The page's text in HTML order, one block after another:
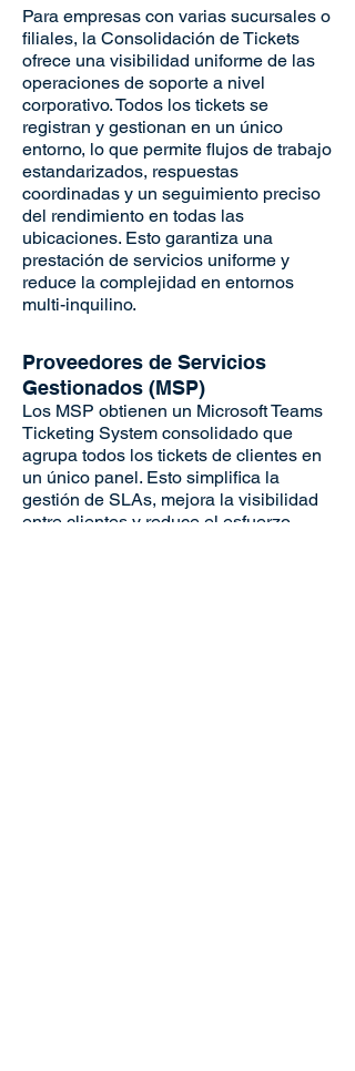
Para empresas con varias sucursales o
filiales, la Consolidación de Tickets
ofrece una visibilidad uniforme de las
operaciones de soporte a nivel
corporativo. Todos los tickets se
registran y gestionan en un único
entorno, lo que permite flujos de trabajo
estandarizados, respuestas
coordinadas y un seguimiento preciso
del rendimiento en todas las
ubicaciones. Esto garantiza una
prestación de servicios uniforme y
reduce la complejidad en entornos
multi-inquilino.
Proveedores de Servicios
Gestionados (MSP)
Los MSP obtienen un Microsoft Teams
Ticketing System consolidado que
agrupa todos los tickets de clientes en
un único panel. Esto simplifica la
gestión de SLAs, mejora la visibilidad
entre clientes y reduce el esfuerzo